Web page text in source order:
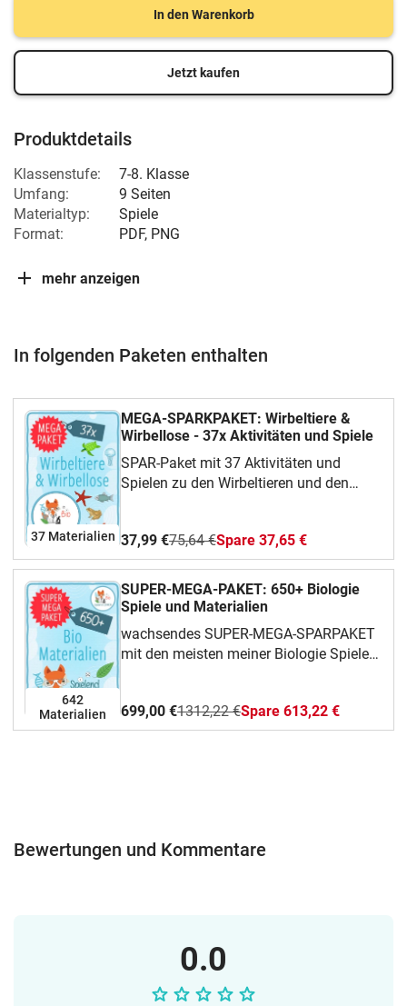
In den Warenkorb
Jetzt kaufen
Produktdetails
Klassenstufe:
7-8. Klasse
Umfang:
9 Seiten
Materialtyp:
Spiele
Format:
PDF, PNG
mehr anzeigen
In folgenden Paketen enthalten
37 Materialien
MEGA-SPARKPAKET: Wirbeltiere &
Wirbellose - 37x Aktivitäten und Spiele
SPAR-Paket mit 37 Aktivitäten und
Spielen zu den Wirbeltieren und den
Arbeitsblättern, Kartenspielen und
Lernkontrollen.Alle Bilder sind aus der
Public Domain oder von mir selbst
erstellt.www.instagram.com/spielend.lernen
37,99 €75,64 €Spare 37,65 €
642
Materialien
SUPER-MEGA-PAKET: 650+ Biologie
Spiele und Materialien
wachsendes SUPER-MEGA-SPARPAKET
mit den meisten meiner Biologie Spiele
699,00 €1312,22 €Spare 613,22 €
Bewertungen und Kommentare
0.0